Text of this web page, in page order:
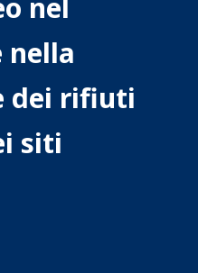
nel
dei rifiuti
siti